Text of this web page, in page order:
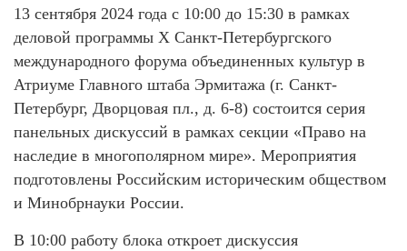
13 сентября 2024 года с 10:00 до 15:30 в рамках
деловой программы X Санкт-Петербургского
международного форума объединенных культур в
Атриуме Главного штаба Эрмитажа (г. Санкт-
Петербург, Дворцовая пл., д. 6-8) состоится серия
панельных дискуссий в рамках секции «Право на
наследие в многополярном мире». Мероприятия
подготовлены Российским историческим обществом
и Минобрнауки России.
В 10:00 работу блока откроет дискуссия